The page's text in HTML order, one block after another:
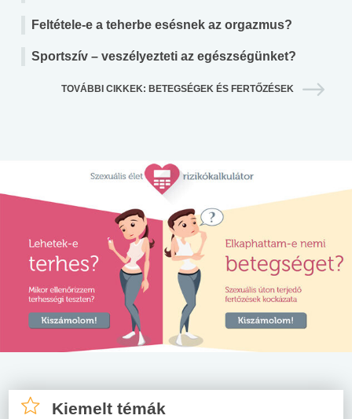
Feltétele-e a teherbe esésnek az orgazmus?
Sportszív – veszélyezteti az egészségünket?
TOVÁBBI CIKKEK: BETEGSÉGEK ÉS FERTŐZÉSEK
Kiemelt témák